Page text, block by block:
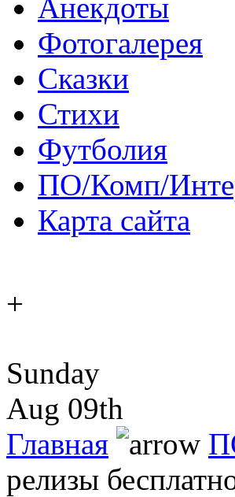
Анекдоты
Фотогалерея
Сказки
Стихи
Футболия
ПО/Комп/
Карта сайта
+
Sunday
Aug 09th
Главная
релизы